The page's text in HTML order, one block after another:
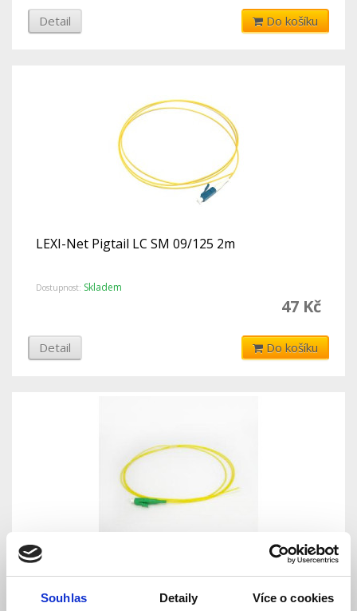
Souhlas Detaily Více o cookies
Detail Do košíku
LEXI-Net Pigtail LC SM 09/125 2m
Dostupnost: Skladem
47 Kč
Detail Do košíku